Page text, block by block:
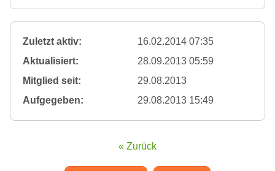
Zuletzt aktiv:
16.02.2014 07:35
Aktualisiert:
28.09.2013 05:59
Mitglied seit:
29.08.2013
Aufgegeben:
29.08.2013 15:49
« Zurück